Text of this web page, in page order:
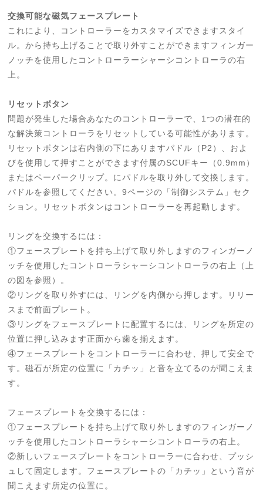
交換可能な磁気フェースプレート
これにより、コントローラーをカスタマイズできますスタイ
ル。から持ち上げることで取り外すことができますフィンガー
ノッチを使用したコントローラーシャーシコントローラの右
上。
リセットボタン
問題が発生した場合あなたのコントローラーで、1つの潜在的
な解決策コントローラをリセットしている可能性があります。
リセットボタンは右内側の下にありますパドル（P2）、およ
びを使用して押すことができます付属のSCUFキー（0.9mm）
またはペーパークリップ。にパドルを取り外して交換します。
パドルを参照してください。9ページの「制御システム」セク
ション。リセットボタンはコントローラーを再起動します。
リングを交換するには：
①フェースプレートを持ち上げて取り外しますのフィンガーノ
ッチを使用したコントローラシャーシコントローラの右上（上
の図を参照）。
②リングを取り外すには、リングを内側から押します。リリー
スまで前面プレート。
③リングをフェースプレートに配置するには、リングを所定の
位置に押し込みます正面から歯を揃えます。
④フェースプレートをコントローラーに合わせ、押して安全で
す。磁石が所定の位置に「カチッ」と音を立てるのが聞こえま
す。
フェースプレートを交換するには：
①フェースプレートを持ち上げて取り外しますのフィンガーノ
ッチを使用したコントローラシャーシコントローラの右上。
②新しいフェースプレートをコントローラーに合わせ、プッシ
ュして固定します。フェースプレートの「カチッ」という音が
聞こえます所定の位置に。